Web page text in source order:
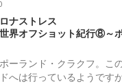
ナストレス
界オフショット紀行⑧～
ーランド・クラクフ。こ
へは行っているようです